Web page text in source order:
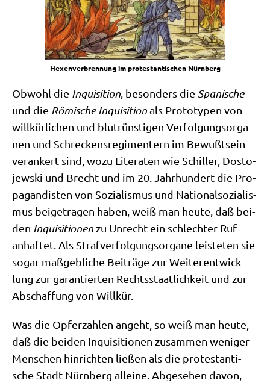
Hexen­ver­bren­nung im pro­te­stan­ti­schen Nürnberg
Obwohl die Inqui­si­ti­on , beson­ders die Spa­ni­sche
und die Römi­sche Inqui­si­ti­onals Pro­to­ty­pen von
will­kür­li­chen und blut­rün­sti­gen Ver­fol­gungs­or­ga­
nen und Schreckens­re­gi­men­tern im Bewußt­sein
ver­an­kert sind, wozu Lite­ra­ten wie Schil­ler, Dosto­
jew­ski und Brecht und im 20. Jahr­hun­dert die Pro­
pa­gan­di­sten von Sozia­lis­mus und Natio­nal­so­zia­lis­
mus bei­getra­gen haben, weiß man heu­te, daß bei­
den Inqui­si­tio­nenzu Unrecht ein schlech­ter Ruf
anhaf­tet. Als Straf­ver­fol­gungs­or­ga­ne lei­ste­ten sie
sogar maß­geb­li­che Bei­trä­ge zur Wei­ter­ent­wick­
lung zur garan­tier­ten Rechts­staat­lich­keit und zur
Abschaf­fung von Willkür.
Was die Opfer­zah­len angeht, so weiß man heu­te,
daß die bei­den Inqui­si­tio­nen zusam­men weni­ger
Men­schen hin­rich­ten lie­ßen als die pro­te­stan­ti­
sche Stadt Nürn­berg allei­ne. Abge­se­hen davon,